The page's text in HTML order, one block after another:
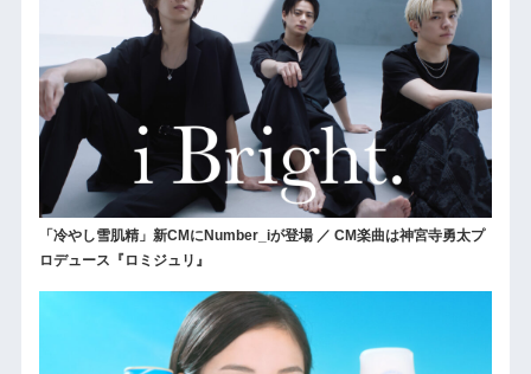
「冷やし雪肌精」新CMにNumber_iが登場 ／ CM楽曲は神宮寺勇太プ
ロデュース『ロミジュリ』